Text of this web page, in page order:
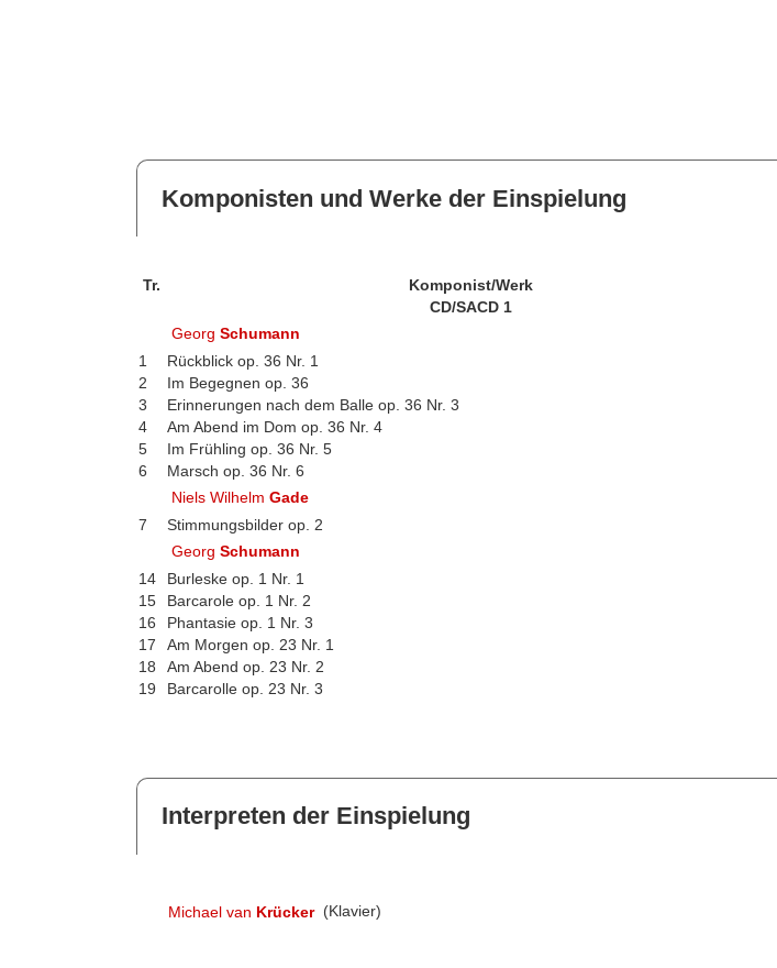
Komponisten und Werke der Einspielung
Tr. Komponist/Werk
CD/SACD 1
GeorgSchumann
1
Rückblick op. 36 Nr. 1
2
Im Begegnen op. 36
3
Erinnerungen nach dem Balle op. 36 Nr. 3
4
Am Abend im Dom op. 36 Nr. 4
5
Im Frühling op. 36 Nr. 5
6
Marsch op. 36 Nr. 6
Niels WilhelmGade
7
Stimmungsbilder op. 2
GeorgSchumann
14
Burleske op. 1 Nr. 1
15
Barcarole op. 1 Nr. 2
16
Phantasie op. 1 Nr. 3
17
Am Morgen op. 23 Nr. 1
18
Am Abend op. 23 Nr. 2
19
Barcarolle op. 23 Nr. 3
Interpreten der Einspielung
Michael van Krücker (Klavier)